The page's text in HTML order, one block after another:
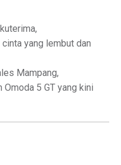
yang lembut dan
Mampang,
5 GT yang kini